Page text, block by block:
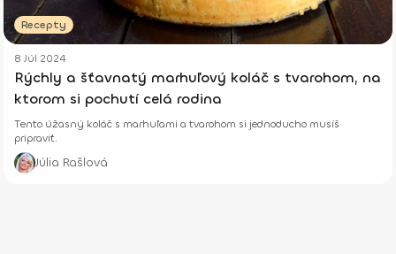
Recepty
8 Júl 2024
Rýchly a šťavnatý marhuľový koláč s tvarohom, na
ktorom si pochutí celá rodina
Tento úžasný koláč s marhuľami a tvarohom si jednoducho musíš
pripraviť.
Júlia Rašlová